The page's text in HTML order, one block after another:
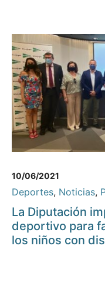
10/06/2021
Deportes, Noticias,
La Diputación
deportivo para
los niños con